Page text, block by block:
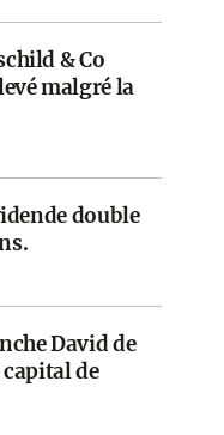
& Co
malgré la
double
David de
de